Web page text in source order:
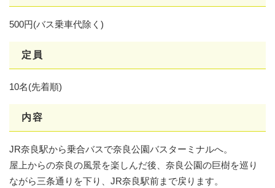
500円(バス乗車代除く)
定員
10名(先着順)
内容
JR奈良駅から乗合バスで奈良公園バスターミナルへ。
屋上からの奈良の風景を楽しんだ後、奈良公園の巨樹を巡り
ながら三条通りを下り、JR奈良駅前まで戻ります。